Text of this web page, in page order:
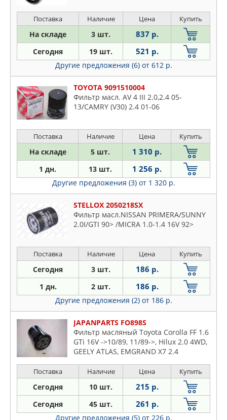
Поставка Наличие Цена Купить
На складе 3 шт. 837 р.
Сегодня 19 шт. 521 р.
Другие предложения (6) от 612 р.
TOYOTA 9091510004
Фильтр масл. AV 4 III 2.0,2.4 05-
13/CAMRY (V30) 2.4 01-06
Поставка Наличие Цена Купить
На складе 5 шт. 1 310 р.
1 дн. 13 шт. 1 256 р.
Другие предложения (3) от 1 320 р.
STELLOX 2050218SX
Фильтр масл.NISSAN PRIMERA/SUNNY
2.0I/GTI 90> /MICRA 1.0-1.4 16V 92>
Поставка Наличие Цена Купить
Сегодня 3 шт. 186 р.
1 дн. 2 шт. 186 р.
Другие предложения (2) от 186 р.
JAPANPARTS FO898S
Фильтр масляный Toyota Corolla FF 1.6
GTi 16V ->10/89, 11/89->, Hilux 2.0 4WD,
GEELY ATLAS, EMGRAND X7 2.4
Поставка Наличие Цена Купить
Сегодня 10 шт. 215 р.
Сегодня 45 шт. 261 р.
Другие предложения (5) от 226 р.